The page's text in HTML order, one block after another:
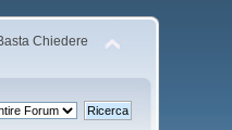
Chiedere